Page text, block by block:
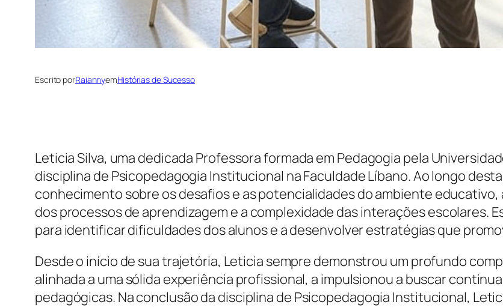
Escrito porRaiannyemHistórias de Sucesso
Leticia Silva, uma dedicada Professora formada em Pedagogia pela
disciplina de Psicopedagogia Institucional na Faculdade Líbano. Ao longo
conhecimento sobre os desafios e as potencialidades do ambiente
dos processos de aprendizagem e a complexidade das interações escolares.
para identificar dificuldades dos alunos e a desenvolver estratégias que
Desde o início de sua trajetória, Leticia sempre demonstrou um profundo
alinhada a uma sólida experiência profissional, a impulsionou a buscar
pedagógicas. Na conclusão da disciplina de Psicopedagogia Institucional,